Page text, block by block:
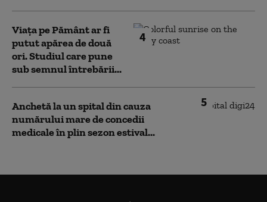
4
Viața pe Pământ ar fi
putut apărea de două
ori. Studiul care pune
sub semnul întrebării...
5
Anchetă la un spital din cauza
numărului mare de concedii
medicale în plin sezon estival...